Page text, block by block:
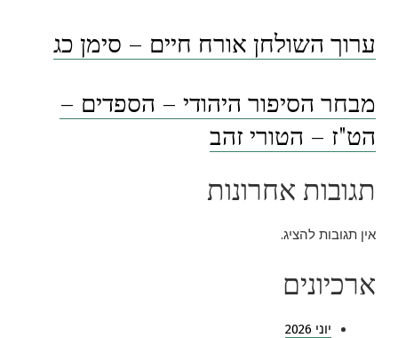
ערוך השולחן אורח חיים – סימן כג
מבחר הסיפור היהודי – הספדים –
הט"ז – הטורי זהב
תגובות אחרונות
אין תגובות להציג.
ארכיונים
יוני 2026